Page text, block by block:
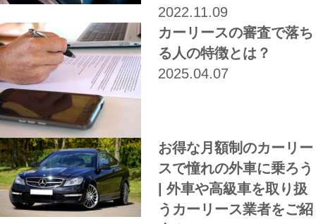
2022.11.09
カーリースの審査で落ち
る人の特徴とは？
2025.04.07
お得な月額制のカーリー
スで憧れの外車に乗ろう
| 外車や高級車を取り扱
うカーリース業者をご紹